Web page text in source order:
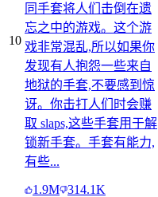
10
同手套将人们击倒在遗
忘之中的游戏。这个游
戏非常混乱,所以如果你
发现有人抱怨一些来自
地狱的手套,不要感到惊
讶。你击打人们时会赚
取 slaps,这些手套用于解
锁新手套。手套有能力,
有些...
1.9M 314.1K